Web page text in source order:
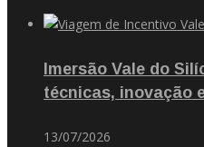
Imersão Vale do
técnicas, inovação
13/07/2026